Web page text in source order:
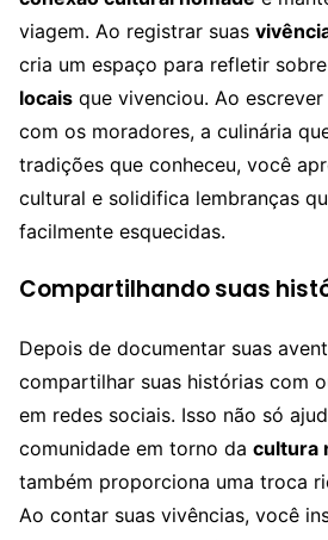
viagem. Ao registrar suas
cria um espaço para refletir
locais que vivenciou. Ao
com os moradores, a culinária
tradições que conheceu, você
cultural e solidifica lembranças
facilmente esquecidas.
Compartilhando suas
Depois de documentar suas
compartilhar suas histórias com
em redes sociais. Isso não só
comunidade em torno da cultura
também proporciona uma troca
Ao contar suas vivências, você